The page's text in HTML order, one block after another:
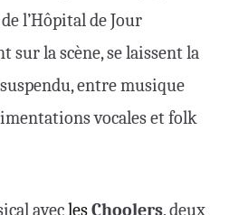
l’Hôpital de Jour
sur la scène, se laissent la
entre musique
vocales et folk
aveclesChoolers, deux